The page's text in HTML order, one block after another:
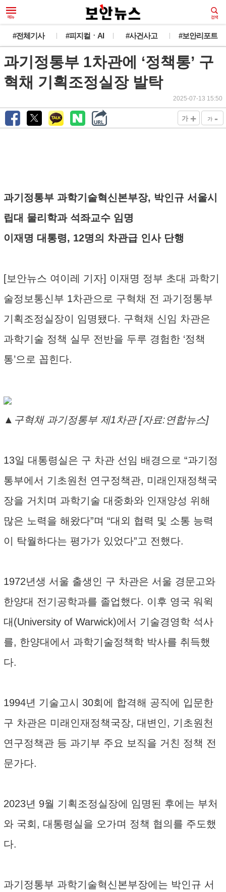
#전체기사 #피지컬ㆍAI #사건사고 #보안리포트
과기정통부 1차관에 ‘정책통’ 구
혁채 기획조정실장 발탁
2025-07-13 15:50
가 + 가 -
과기정통부 과학기술혁신본부장, 박인규 서울시
립대 물리학과 석좌교수 임명
이재명 대통령, 12명의 차관급 인사 단행
[보안뉴스 여이레 기자] 이재명 정부 초대 과학기
술정보통신부 1차관으로 구혁채 전 과기정통부
기획조정실장이 임명됐다. 구혁채 신임 차관은
과학기술 정책 실무 전반을 두루 경험한 ‘정책
통’으로 꼽힌다.
▲구혁채 과기정통부 제1차관 [자료:연합뉴스]
13일 대통령실은 구 차관 선임 배경으로 “과기정
통부에서 기초원천 연구정책관, 미래인재정책국
장을 거치며 과학기술 대중화와 인재양성 위해
많은 노력을 해왔다”며 “대외 협력 및 소통 능력
이 탁월하다는 평가가 있었다”고 전했다.
1972년생 서울 출생인 구 차관은 서울 경문고와
한양대 전기공학과를 졸업했다. 이후 영국 워윅
대(University of Warwick)에서 기술경영학 석사
를, 한양대에서 과학기술정책학 박사를 취득했
다.
1994년 기술고시 30회에 합격해 공직에 입문한
구 차관은 미래인재정책국장, 대변인, 기초원천
연구정책관 등 과기부 주요 보직을 거친 정책 전
문가다.
2023년 9월 기획조정실장에 임명된 후에는 부처
와 국회, 대통령실을 오가며 정책 협의를 주도했
다.
과기정통부 과학기술혁신본부장에는 박인규 서